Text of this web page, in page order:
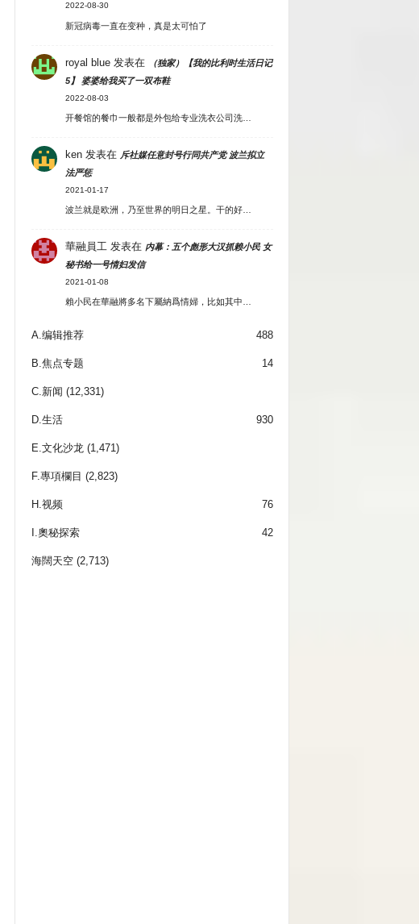
2022-08-30
新冠病毒一直在变种，真是太可怕了
royal blue发表在
（独家）【我的比利时生活日记
5】 婆婆给我买了一双布鞋
2022-08-03
开餐馆的餐巾一般都是外包给专业洗衣公司洗…
ken发表在 斥社媒任意封号行同共产党 波兰拟立
法严惩
2021-01-17
波兰就是欧洲，乃至世界的明日之星。干的好…
華融員工 发表在 内幕：五个彪形大汉抓赖小民 女
秘书给一号情妇发信
2021-01-08
賴小民在華融將多名下屬納爲情婦，比如其中…
A.编辑推荐 488
B.焦点专题 14
C.新闻 (12,331)
D.生活 930
E.文化沙龙 (1,471)
F.專項欄目 (2,823)
H.视频 76
I.奧秘探索 42
海闊天空(2,713)